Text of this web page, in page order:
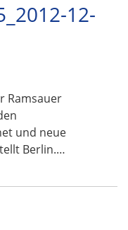
12-
Ramsauer
und neue
Berlin.…